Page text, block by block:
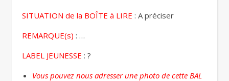
SITUATION de la BOÎTE à LIRE : A préciser
REMARQUE(s) : …
LABEL JEUNESSE : ?
Vous pouvez nous adresser une photo de cette BAL